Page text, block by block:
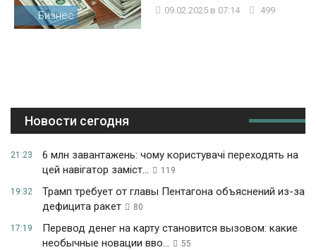
Бизнес 09.02.2025 в 07:14 499
Новости сегодня
21:23
6 млн завантажень: чому користувачі переходять на
цей навігатор заміст...
119
19:32
Трамп требует от главы Пентагона объяснений из-за
дефицита ракет
80
17:19
Перевод денег на карту становится вызовом: какие
необычные новации вво...
55